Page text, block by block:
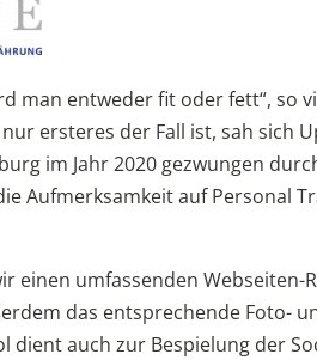
man entweder fit oder fett“, so
ersteres der Fall ist, sah sich
im Jahr 2020 gezwungen
Aufmerksamkeit auf Personal
einen umfassenden Webseiten-
das entsprechende Foto-
dient auch zur Bespielung der